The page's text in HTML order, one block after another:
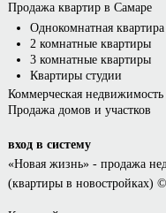
Продажа квартир в Самаре
Однокомнатная квартира
2 комнатные квартиры
3 комнатные квартиры
Квартиры студии
Коммерческая недвижимость
Продажа домов и участков
вход в систему
«Новая жизнь»- продажа
(квартиры в новостройках)